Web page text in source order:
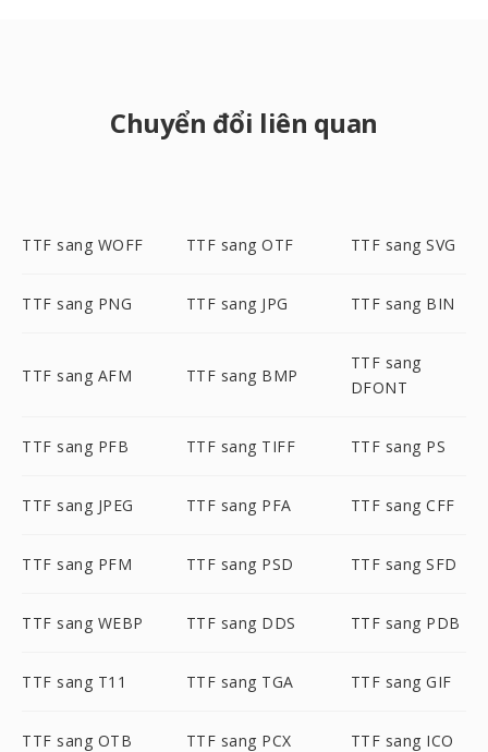
Chuyển đổi liên quan
TTF sang WOFF TTF sang OTF TTF sang SVG
TTF sang PNG TTF sang JPG TTF sang BIN
TTF sang AFM TTF sang BMP
TTF sang
DFONT
TTF sang PFB TTF sang TIFF TTF sang PS
TTF sang JPEG TTF sang PFA TTF sang CFF
TTF sang PFM TTF sang PSD TTF sang SFD
TTF sang WEBP TTF sang DDS TTF sang PDB
TTF sang T11 TTF sang TGA TTF sang GIF
TTF sang OTB TTF sang PCX TTF sang ICO